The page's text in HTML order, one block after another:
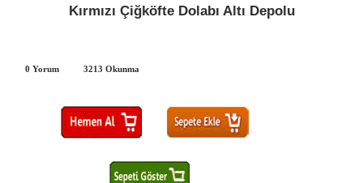
Kırmızı Çiğköfte Dolabı Altı Depolu
0 Yorum 3213 Okunma